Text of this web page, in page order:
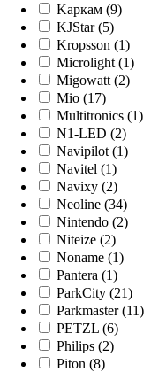
Kaркам (9)
KJStar (5)
Kropsson (1)
Microlight (1)
Migowatt (2)
Mio (17)
Multitronics (1)
N1-LED (2)
Navipilot (1)
Navitel (1)
Navixy (2)
Neoline (34)
Nintendo (2)
Niteize (2)
Noname (1)
Pantera (1)
ParkCity (21)
Parkmaster (11)
PETZL (6)
Philips (2)
Piton (8)